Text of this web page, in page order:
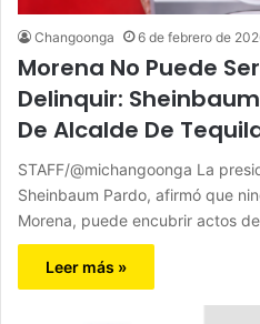
Changoonga 6 de febrero de
Morena No Puede
Delinquir:
De Alcalde De
STAFF/@michangoonga La
Sheinbaum Pardo, afirmó que
Morena, puede encubrir actos
Leer más »